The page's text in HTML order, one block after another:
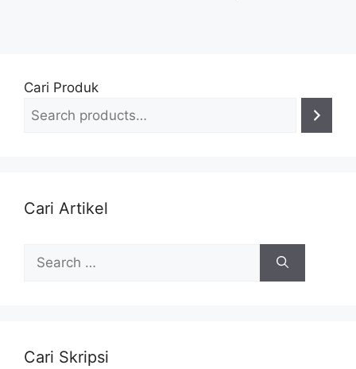
Cari Produk
Cari Artikel
for:
Cari Skripsi